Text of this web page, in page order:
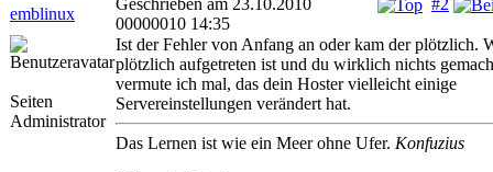
emblinux
#2
Geschrieben am 23.10.2010
00000010 14:35
Seiten
Administrator
Ist der Fehler von Anfang an oder kam der plötzlich.
plötzlich aufgetreten ist und du wirklich nichts
vermute ich mal, das dein Hoster vielleicht einige
Servereinstellungen verändert hat.
Das Lernen ist wie ein Meer ohne Ufer. Konfuzius